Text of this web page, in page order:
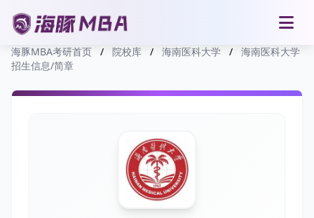
海豚MBA考研首页 / 院校库 / 海南医科大学 /
海南医科大学
招生信息/简章